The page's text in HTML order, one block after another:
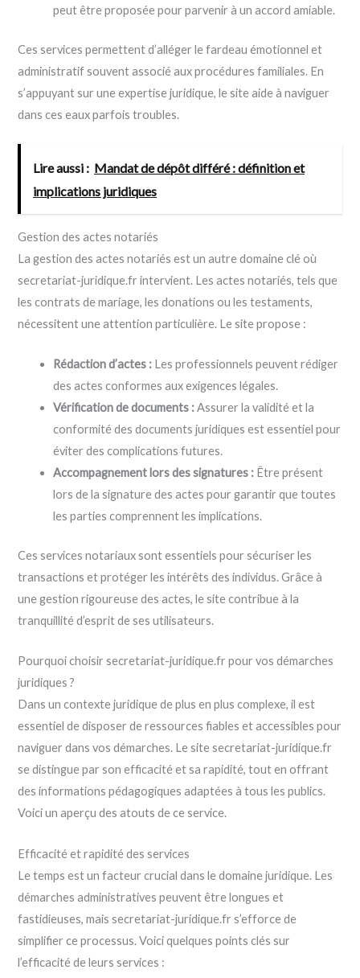
peut être proposée pour parvenir à un accord amiable.
Ces services permettent d’alléger le fardeau émotionnel et
administratif souvent associé aux procédures familiales. En
s’appuyant sur une expertise juridique, le site aide à naviguer
dans ces eaux parfois troubles.
Lire aussi : Mandat de dépôt différé : définition et
implications juridiques
Gestion des actes notariés
La gestion des actes notariés est un autre domaine clé où
secretariat-juridique.fr intervient. Les actes notariés, tels que
les contrats de mariage, les donations ou les testaments,
nécessitent une attention particulière. Le site propose :
Rédaction d’actes : Les professionnels peuvent rédiger
des actes conformes aux exigences légales.
Vérification de documents :Assurer la validité et la
conformité des documents juridiques est essentiel pour
éviter des complications futures.
Accompagnement lors des signatures : Être présent
lors de la signature des actes pour garantir que toutes
les parties comprennent les implications.
Ces services notariaux sont essentiels pour sécuriser les
transactions et protéger les intérêts des individus. Grâce à
une gestion rigoureuse des actes, le site contribue à la
tranquillité d’esprit de ses utilisateurs.
Pourquoi choisir secretariat-juridique.fr pour vos démarches
juridiques ?
Dans un contexte juridique de plus en plus complexe, il est
essentiel de disposer de ressources fiables et accessibles pour
naviguer dans vos démarches. Le site secretariat-juridique.fr
se distingue par son efficacité et sa rapidité, tout en offrant
des informations pédagogiques adaptées à tous les publics.
Voici un aperçu des atouts de ce service.
Efficacité et rapidité des services
Le temps est un facteur crucial dans le domaine juridique. Les
démarches administratives peuvent être longues et
fastidieuses, mais secretariat-juridique.fr s’efforce de
simplifier ce processus. Voici quelques points clés sur
l’efficacité de leurs services :